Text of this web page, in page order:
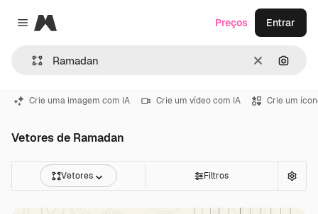
Close menu
Magnific
Limpar
Preços Entrar
Crie uma imagem com IA Crie um vídeo com IA Crie um
Vetores de Ramadan
Vetores Filtros